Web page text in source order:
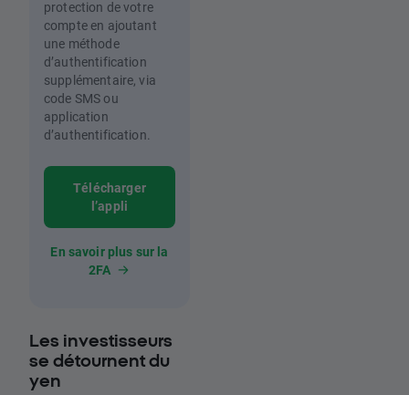
protection de votre
compte en ajoutant
une méthode
d’authentification
supplémentaire, via
code SMS ou
application
d’authentification.
Télécharger
l’appli
En savoir plus sur la
2FA
Les investisseurs
se détournent du
yen